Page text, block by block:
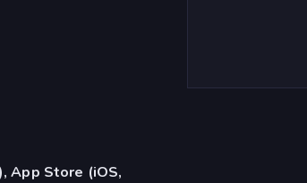
App Store (iOS,